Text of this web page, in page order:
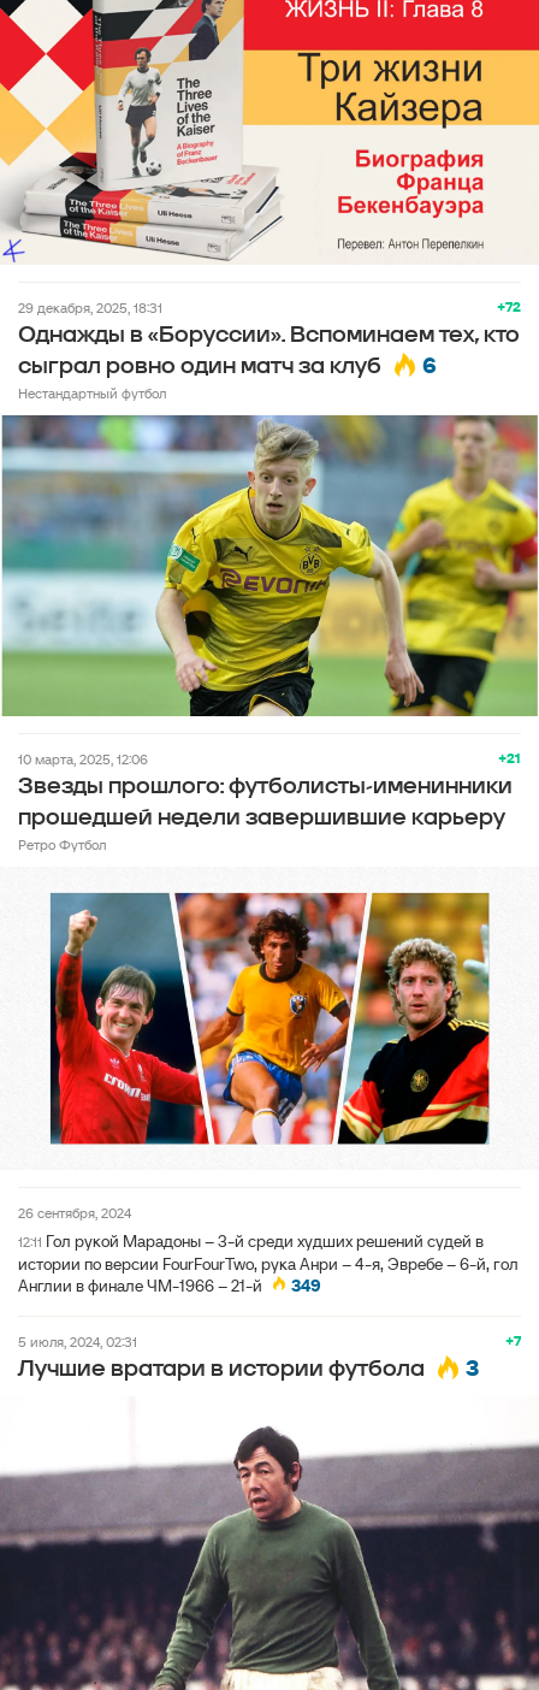
+72
29 декабря, 2025, 18:31
Однажды в «Боруссии». Вспоминаем тех, кто
сыграл ровно один матч за клуб
6
Нестандартный футбол
+21
10 марта, 2025, 12:06
Звезды прошлого: футболисты-именинники
прошедшей недели завершившие карьеру
Ретро Футбол
26 сентября, 2024
12:11 Гол рукой Марадоны – 3-й среди худших решений судей в
истории по версии FourFourTwo, рука Анри – 4-я, Эвребе – 6-й, гол
Англии в финале ЧМ-1966 – 21-й
349
+7
5 июля, 2024, 02:31
Лучшие вратари в истории футбола 3